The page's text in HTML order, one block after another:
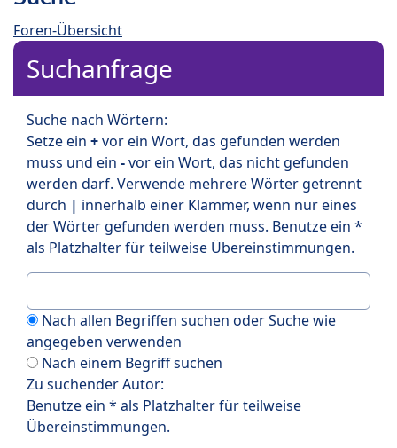
Foren-Übersicht
Suchanfrage
Suche nach Wörtern:
Setze ein +vor ein Wort, das gefunden werden
muss und ein -vor ein Wort, das nicht gefunden
werden darf. Verwende mehrere Wörter getrennt
durch | innerhalb einer Klammer, wenn nur eines
der Wörter gefunden werden muss. Benutze ein *
als Platzhalter für teilweise Übereinstimmungen.
Nach allen Begriffen suchen oder Suche wie
angegeben verwenden
Nach einem Begriff suchen
Zu suchender Autor:
Benutze ein * als Platzhalter für teilweise
Übereinstimmungen.